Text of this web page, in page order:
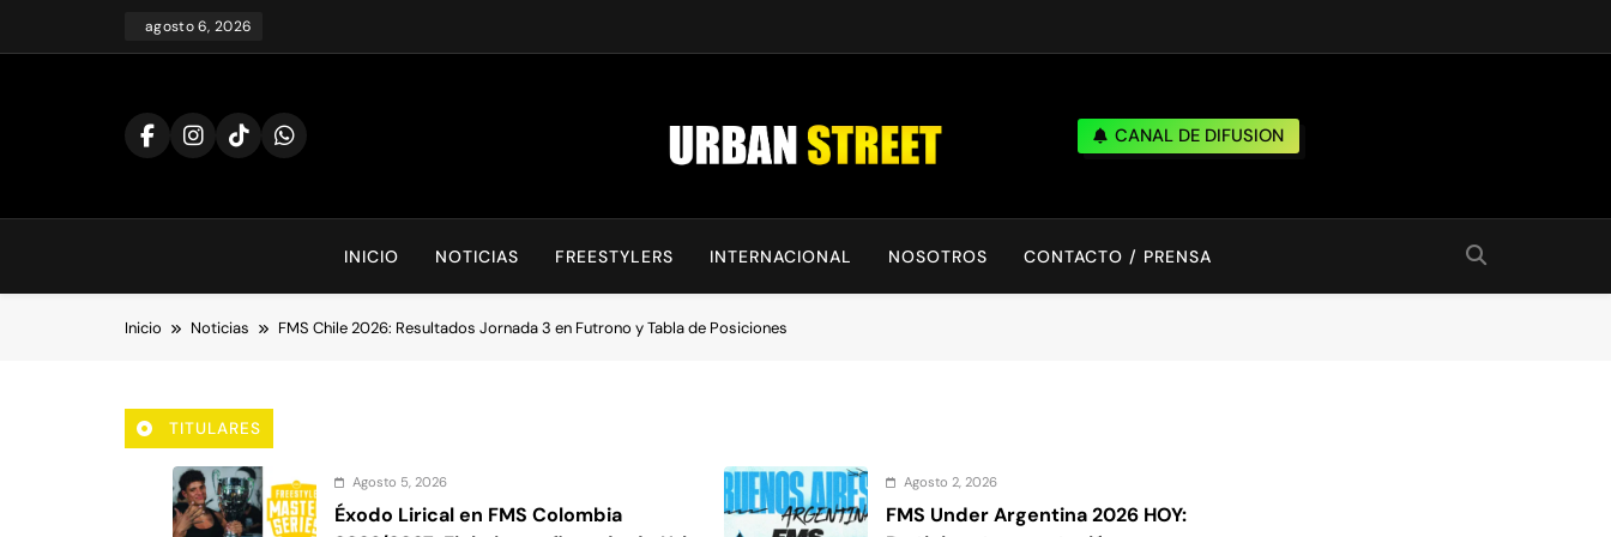
agosto 6, 2026
UrbanStreet
CANAL DE DIFUSION
INICIO NOTICIAS FREESTYLERS INTERNACIONAL NOSOTROS CONTACTO / PRENSA
Inicio Noticias FMS Chile 2026: Resultados Jornada 3 en Futrono y Tabla de Posiciones
TITULARES
Agosto 5, 2026
Éxodo Lirical en FMS Colombia
Agosto 2, 2026
FMS Under Argentina 2026 HOY: